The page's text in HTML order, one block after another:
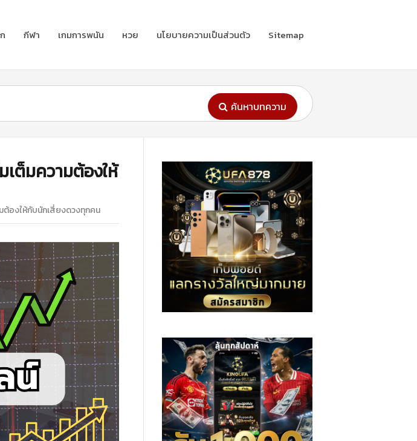
กีฬา เกมการพนัน หวย นโยบายความเป็นส่วนตัว Sitemap
ค้นหาบทความ
เต็มความต้องให้
ต้องให้กับนักเสี่ยงดวงทุกคน